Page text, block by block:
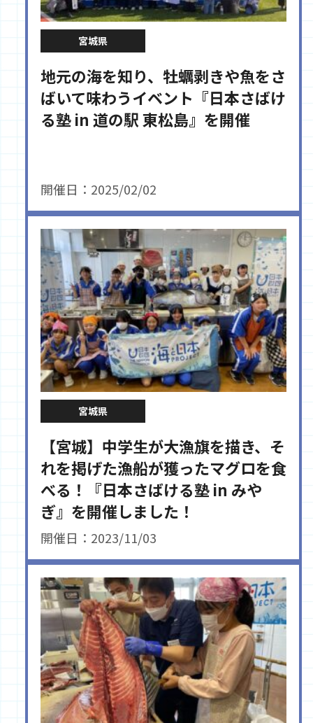
宮城県
地元の海を知り、牡蠣剥きや魚をさ
ばいて味わうイベント『日本さばけ
る塾 in 道の駅 東松島』を開催
開催日：2025/02/02
宮城県
【宮城】中学生が大漁旗を描き、そ
れを掲げた漁船が獲ったマグロを食
べる！『日本さばける塾 in みや
ぎ』を開催しました！
開催日：2023/11/03